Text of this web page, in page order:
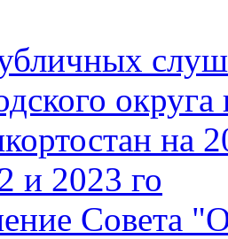
на
и 2023 го
Совета